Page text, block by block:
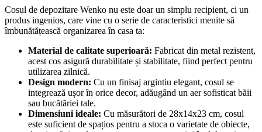
Cosul de depozitare Wenko nu este doar un simplu recipient, ci un
produs ingenios, care vine cu o serie de caracteristici menite să
îmbunătățească organizarea în casa ta:
Material de calitate superioară: Fabricat din metal rezistent,
acest cos asigură durabilitate și stabilitate, fiind perfect pentru
utilizarea zilnică.
Design modern: Cu un finisaj argintiu elegant, cosul se
integrează ușor în orice decor, adăugând un aer sofisticat băii
sau bucătăriei tale.
Dimensiuni ideale: Cu măsurători de 28x14x23 cm, cosul
este suficient de spațios pentru a stoca o varietate de obiecte,